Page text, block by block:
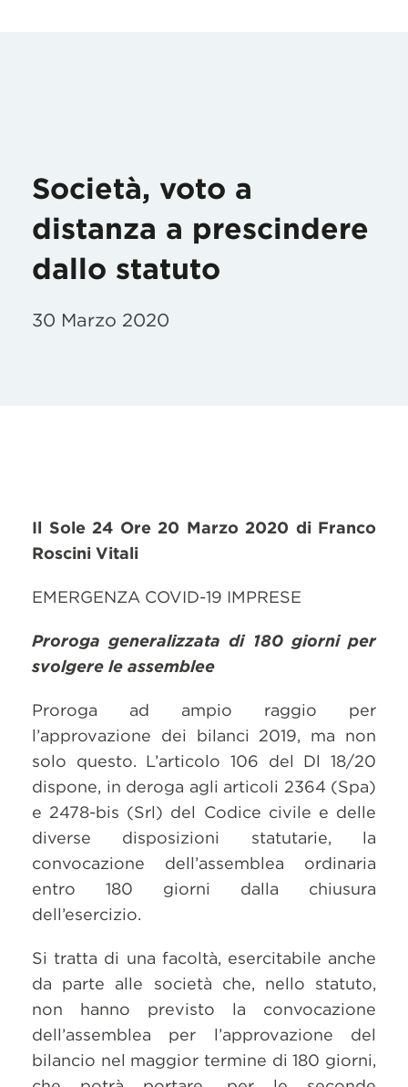
Società, voto a
distanza a prescindere
dallo statuto
30 Marzo 2020
Il Sole 24 Ore 20 Marzo 2020 di Franco
Roscini Vitali
EMERGENZA COVID-19 IMPRESE
Proroga generalizzata di 180 giorni per
svolgere le assemblee
Proroga ad ampio raggio per
l’approvazione dei bilanci 2019, ma non
solo questo. L’articolo 106 del Dl 18/20
dispone, in deroga agli articoli 2364 (Spa)
e 2478-bis (Srl) del Codice civile e delle
diverse disposizioni statutarie, la
convocazione dell’assemblea ordinaria
entro 180 giorni dalla chiusura
dell’esercizio.
Si tratta di una facoltà, esercitabile anche
da parte alle società che, nello statuto,
non hanno previsto la convocazione
dell’assemblea per l’approvazione del
bilancio nel maggior termine di 180 giorni,